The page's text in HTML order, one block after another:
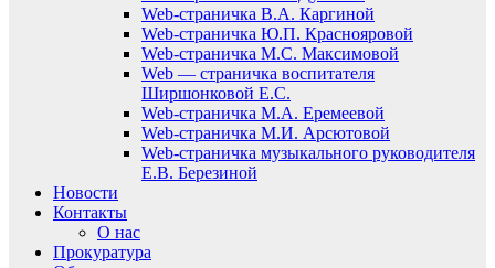
Web-страничка В.А. Каргиной
Web-страничка Ю.П. Краснояровой
Web-страничка М.С. Максимовой
Web — страничка воспитателя
Ширшонковой Е.С.
Web-страничка М.А. Еремеевой
Web-страничка М.И. Арсютовой
Web-страничка музыкального руководителя
Е.В. Березиной
Новости
Контакты
О нас
Прокуратура